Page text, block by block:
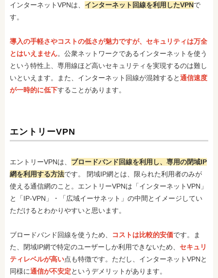
インターネットVPNは、 インターネット回線を利用したVPNで
す。
導入の手軽さやコストの低さが魅力ですが、セキュリティは万全
とはいえません。公衆ネットワークであるインターネットを使う
という特性上、専用線ほど高いセキュリティを実現するのは難し
いといえます。また、インターネット回線が混雑すると通信速度
が一時的に低下することがあります。
エントリーVPN
エントリーVPNは、 ブロードバンド回線を利用し、専用の閉域IP
網を利用する方法です。 閉域IP網とは、限られた利用者のみが
使える通信網のこと。エントリーVPNは「インターネットVPN」
と「IP-VPN」・「広域イーサネット」の中間とイメージしてい
ただけるとわかりやすいと思います。
ブロードバンド回線を使うため、 コストは比較的安価です。ま
た、閉域IP網で特定のユーザーしか利用できないため、 セキュリ
ティレベルが高い点も特徴です。ただし、インターネットVPNと
同様に通信が不安定というデメリットがあります。